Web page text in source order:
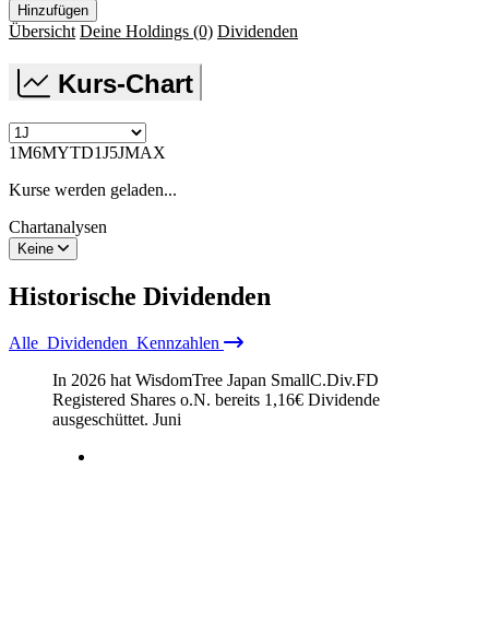
Hinzufügen
Übersicht Deine Holdings (0) Dividenden
Kurs-Chart
1M6MYTD1J5JMAX
Kurse werden geladen...
Chartanalysen
Keine
Historische Dividenden
Alle Dividenden Kennzahlen
In 2026 hat WisdomTree Japan SmallC.Div.FD
Registered Shares o.N. bereits 1,16€ Dividende
ausgeschüttet. Juni